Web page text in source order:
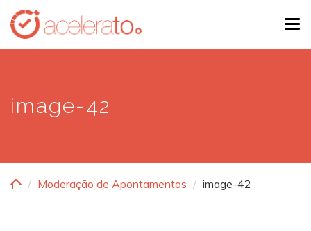
Skip
main
image-42
Moderação de Apontamentos image-42